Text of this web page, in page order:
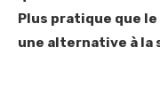
Plus pratique que le
une alternative à la